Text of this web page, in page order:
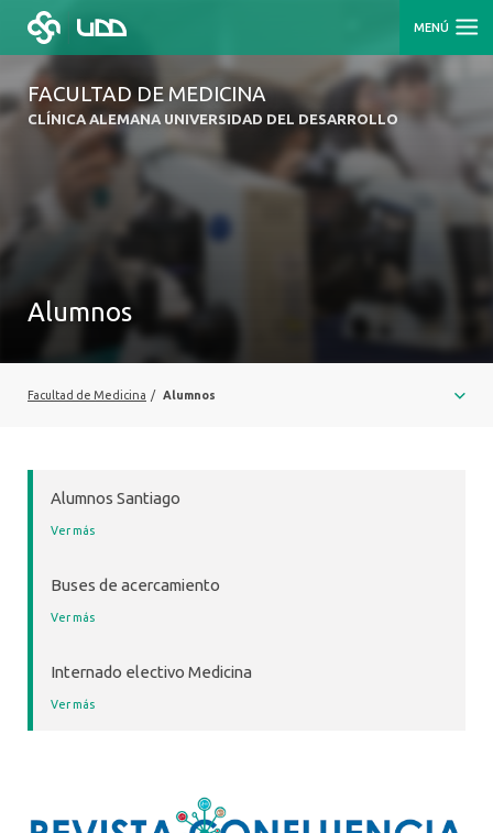
MENÚ
FACULTAD DE MEDICINA
CLÍNICA ALEMANA UNIVERSIDAD DEL DESARROLLO
Alumnos
Facultad de Medicina / Alumnos
Alumnos Santiago
Ver más
Buses de acercamiento
Ver más
Internado electivo Medicina
Ver más